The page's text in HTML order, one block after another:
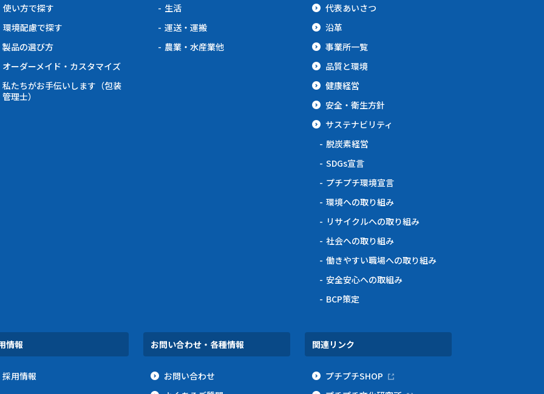
使い方で探す
環境配慮で探す
製品の選び方
オーダーメイド・カスタマイズ
私たちがお手伝いします（包装
管理士）
生活
運送・運搬
農業・水産業他
代表あいさつ
沿革
事業所一覧
品質と環境
健康経営
安全・衛生方針
サステナビリティ
脱炭素経営
SDGs宣言
プチプチ環境宣言
環境への取り組み
リサイクルへの取り組み
社会への取り組み
働きやすい職場への取り組み
安全安心への取組み
BCP策定
情報
採用情報
お問い合わせ・各種情報
お問い合わせ
関連リンク
プチプチSHOP